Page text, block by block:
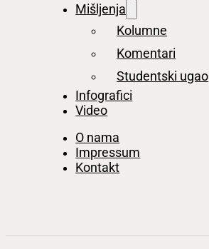
Mišljenja
Kolumne
Komentari
Studentski ugao
Infografici
Video
O nama
Impressum
Kontakt